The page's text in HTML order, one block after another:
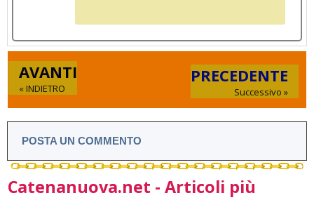
AVANTI
« INDIETRO
PRECEDENTE
Successivo »
POSTA UN COMMENTO
Catenanuova.net - Articoli più